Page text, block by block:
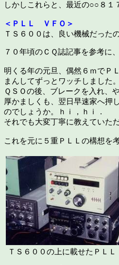
しかしこれらと、最近の○○８１
＜ＰＬＬ ＶＦＯ＞
ＴＳ６００は、良い機械だった
７０年頃のＣＱ誌記事を参考に
明くる年の元旦、偶然６ｍでＰ
まんしてずっとワッチしました。
ＱＳＯの後、ブレークを入れ、
厚かましくも、翌日早速家へ押
のでしょうか。ｈｉ，ｈｉ．
それでも大変丁寧に教えていた
これを元に５重ＰＬＬの構想を
ＴＳ６００の上に載せたＰ